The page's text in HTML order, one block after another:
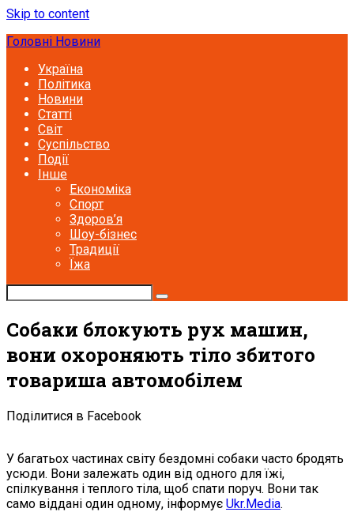
Skip to content
Головні Новини
Україна
Політика
Новини
Статті
Світ
Суспільство
Події
Інше
Економіка
Спорт
Здоров’я
Шоу-бізнес
Традиції
Їжа
Собаки блокують рух машин,
вони охороняють тіло збитого
товариша автомобілем
Поділитися в Facebook
У багатьох частинах світу бездомні собаки часто бродять
усюди. Вони залежать один від одного для їжі,
спілкування і теплого тіла, щоб спати поруч. Вони так
само віддані один одному, інформує Ukr.Media.